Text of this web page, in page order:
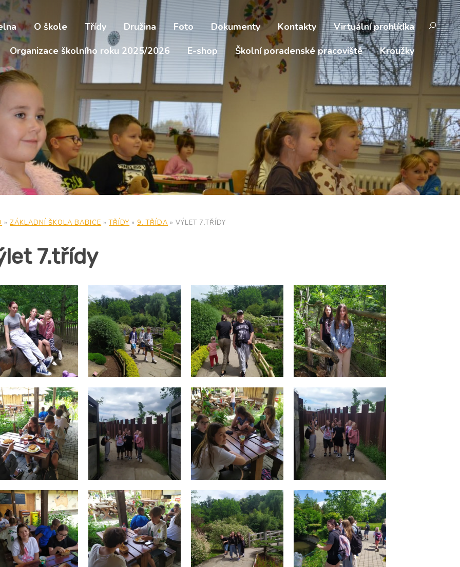
O škole Třídy Družina Foto Dokumenty Kontakty
Virtuální prohlídka
Organizace školního roku 2025/2026
E-shop Školní poradenské pracoviště Kroužky
» ZÁKLADNÍ ŠKOLA BABICE » TŘÍDY » 9. TŘÍDA » VÝLET 7.TŘÍDY
7.třídy